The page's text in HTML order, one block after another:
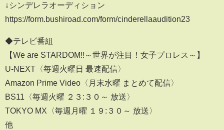
↓シンデレラオーディション
https://form.bushiroad.com/form/cinderellaaudition23
◆テレビ番組
【We are STARDOM!!～世界が注目！女子プロレス～】
U-NEXT〈毎週火曜日 最速配信〉
Amazon Prime Video〈月末水曜 まとめて配信〉
BS11〈毎週火曜 ２３:３０～ 放送〉
TOKYO MX〈毎週月曜 １９:３０～ 放送〉
他